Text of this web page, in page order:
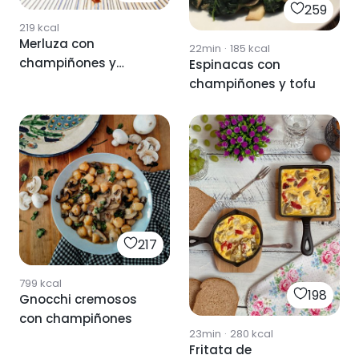
219 kcal
Merluza con
champiñones y
259
22min · 185 kcal
Espinacas con
champiñones y tofu
217
799 kcal
Gnocchi cremosos
con champiñones
198
23min · 280 kcal
Fritata de